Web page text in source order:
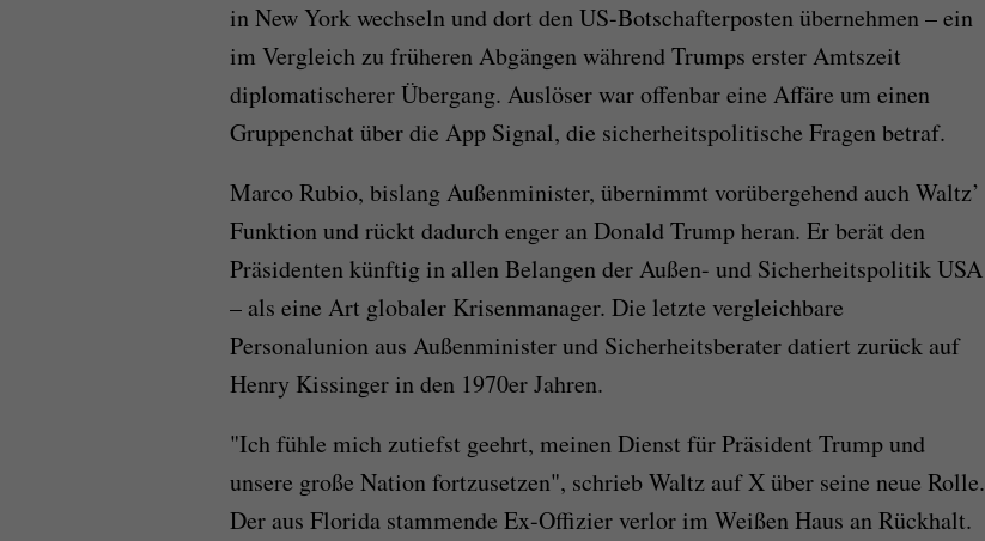
in New York wechseln und dort den US-Botschafterposten übernehmen – ein
im Vergleich zu früheren Abgängen während Trumps erster Amtszeit
diplomatischerer Übergang. Auslöser war offenbar eine Affäre um einen
Gruppenchat über die App Signal, die sicherheitspolitische Fragen betraf.
Marco Rubio, bislang Außenminister, übernimmt vorübergehend auch Waltz’
Funktion und rückt dadurch enger an Donald Trump heran. Er berät den
Präsidenten künftig in allen Belangen der Außen- und Sicherheitspolitik USA
– als eine Art globaler Krisenmanager. Die letzte vergleichbare
Personalunion aus Außenminister und Sicherheitsberater datiert zurück auf
Henry Kissinger in den 1970er Jahren.
"Ich fühle mich zutiefst geehrt, meinen Dienst für Präsident Trump und
unsere große Nation fortzusetzen", schrieb Waltz auf X über seine neue Rolle.
Der aus Florida stammende Ex-Offizier verlor im Weißen Haus an Rückhalt.